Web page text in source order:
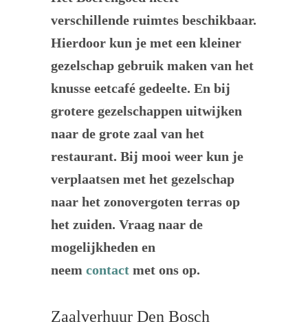
verschillende ruimtes beschikbaar.
Hierdoor kun je met een kleiner
gezelschap gebruik maken van het
knusse eetcafé gedeelte. En bij
grotere gezelschappen uitwijken
naar de grote zaal van het
restaurant. Bij mooi weer kun je
verplaatsen met het gezelschap
naar het zonovergoten terras op
het zuiden. Vraag naar de
mogelijkheden en
neem contact met ons op.
Zaalverhuur Den Bosch